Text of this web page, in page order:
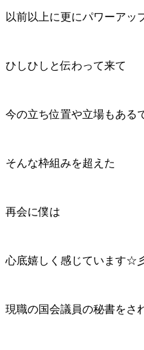
以前以上に更にパワーアッ
ひしひしと伝わって来て
今の立ち位置や立場もある
そんな枠組みを超えた
再会に僕は
心底嬉しく感じています☆
現職の国会議員の秘書をさ